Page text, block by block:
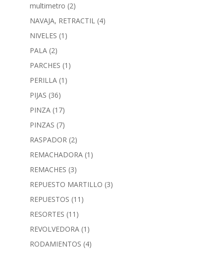
multimetro (2)
NAVAJA, RETRACTIL (4)
NIVELES (1)
PALA (2)
PARCHES (1)
PERILLA (1)
PIJAS (36)
PINZA (17)
PINZAS (7)
RASPADOR (2)
REMACHADORA (1)
REMACHES (3)
REPUESTO MARTILLO (3)
REPUESTOS (11)
RESORTES (11)
REVOLVEDORA (1)
RODAMIENTOS (4)